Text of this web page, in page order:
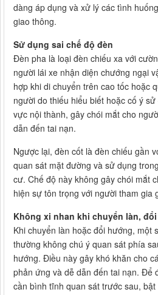
dàng áp dụng và xử lý các tình
giao thông.
Sử dụng sai chế độ đèn
Đèn pha là loại đèn chiếu xa với
người lái xe nhận diện chướng ngại
hợp khi di chuyển trên cao tốc hoặc
người do thiếu hiểu biết hoặc cố ý
vực nội thành, gây chói mắt cho
dẫn đến tai nạn.
Ngược lại, đèn cốt là đèn chiếu gần
quan sát mặt đường và sử dụng
cư. Chế độ này không gây chói mắt
hiện sự tôn trọng với người tham gia
Không xi nhan khi chuyển làn,
Khi chuyển làn hoặc đổi hướng, một
thường không chú ý quan sát phía
hướng. Điều này gây khó khăn cho
phản ứng và dễ dẫn đến tai nạn. Để
cần bình tĩnh quan sát trước sau,